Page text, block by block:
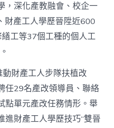
，深化產教融會、校企一
財產工人學歷晉陞近600
工等37個工種的個人工
動財產工人步隊扶植改
任29名產改領導員、聯絡
點單元產改任務情形。舉
進財產工人學歷技巧“雙晉